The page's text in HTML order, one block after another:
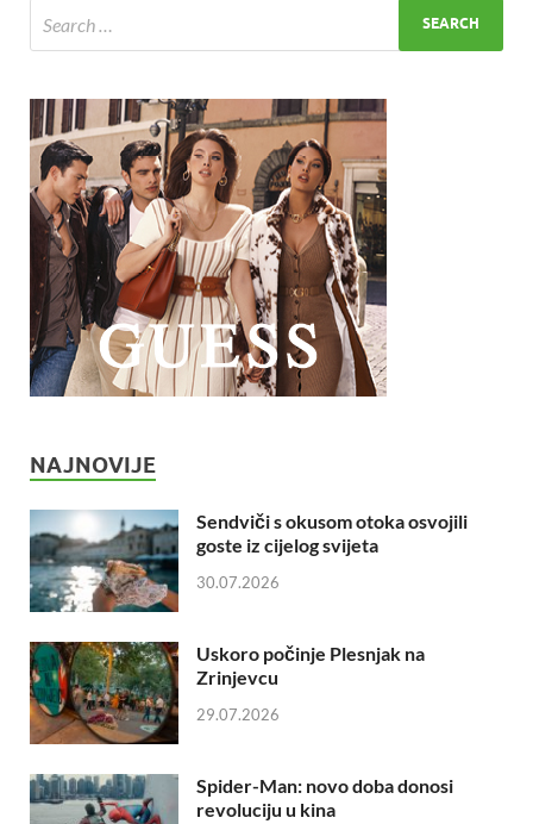
NAJNOVIJE
Sendviči s okusom otoka osvojili
goste iz cijelog svijeta
30.07.2026
Uskoro počinje Plesnjak na
Zrinjevcu
29.07.2026
Spider-Man: novo doba donosi
revoluciju u kina